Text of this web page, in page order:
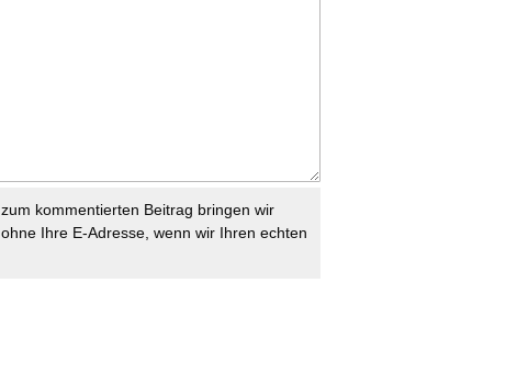
kommentierten Beitrag bringen wir
Ihre E-Adresse, wenn wir Ihren echten